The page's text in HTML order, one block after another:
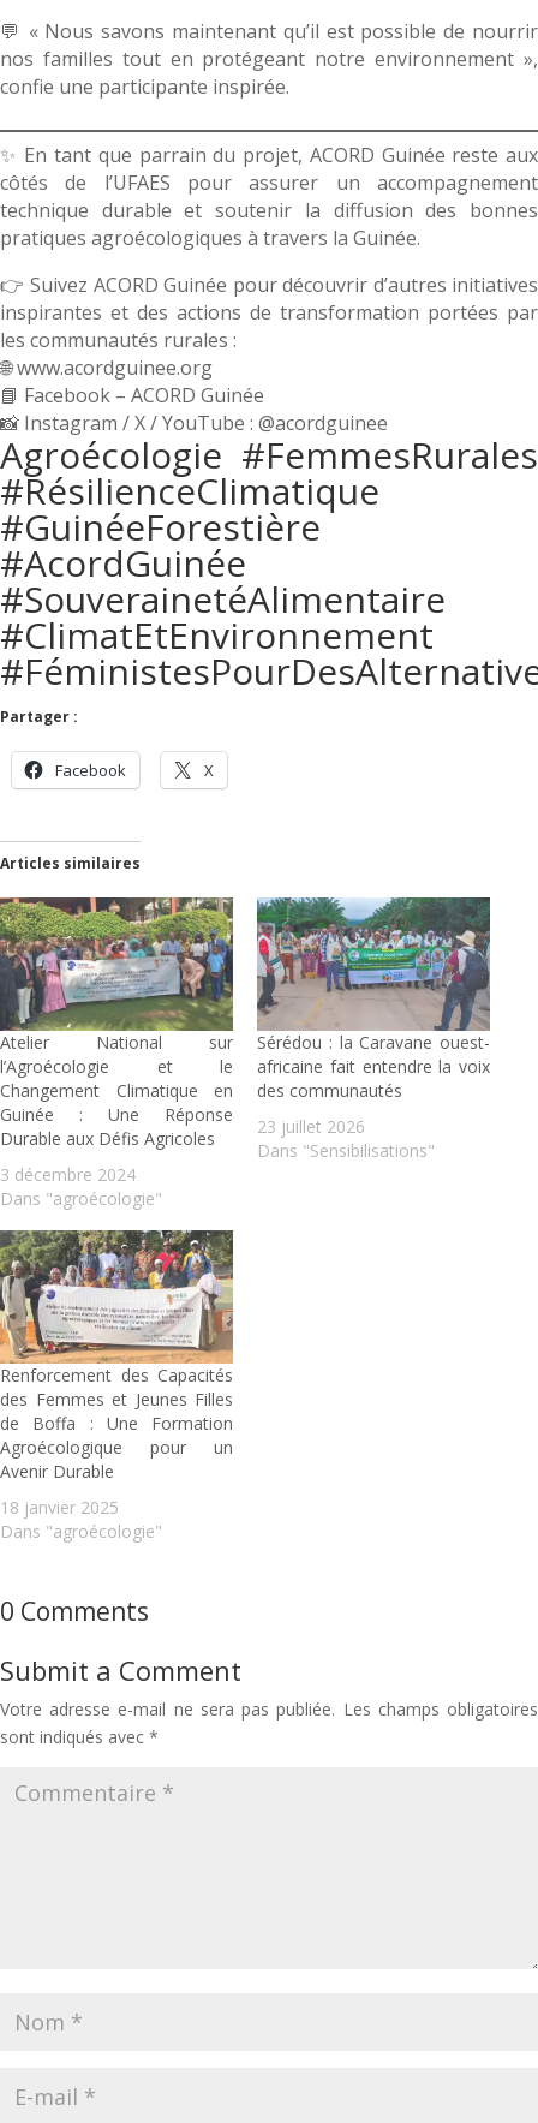
💬 « Nous savons maintenant qu’il est possible de nourrir
nos familles tout en protégeant notre environnement »,
confie une participante inspirée.
✨ En tant que parrain du projet, ACORD Guinée reste aux
côtés de l’UFAES pour assurer un accompagnement
technique durable et soutenir la diffusion des bonnes
pratiques agroécologiques à travers la Guinée.
👉 Suivez ACORD Guinée pour découvrir d’autres initiatives
inspirantes et des actions de transformation portées par
les communautés rurales :
🌐 www.acordguinee.org
📘 Facebook – ACORD Guinée
📸 Instagram / X / YouTube : @acordguinee
Agroécologie #FemmesRurales
#RésilienceClimatique
#GuinéeForestière
#AcordGuinée
#SouverainetéAlimentaire
#ClimatEtEnvironnement
Partager :
Facebook X
Articles similaires
Atelier National sur
l’Agroécologie et le
Changement Climatique en
Guinée : Une Réponse
Durable aux Défis Agricoles
3 décembre 2024
Dans "agroécologie"
Sérédou : la Caravane ouest-
africaine fait entendre la voix
des communautés
23 juillet 2026
Dans "Sensibilisations"
Renforcement des Capacités
des Femmes et Jeunes Filles
de Boffa : Une Formation
Agroécologique pour un
Avenir Durable
18 janvier 2025
Dans "agroécologie"
0 Comments
Submit a Comment
Votre adresse e-mail ne sera pas publiée. Les champs obligatoires
sont indiqués avec *